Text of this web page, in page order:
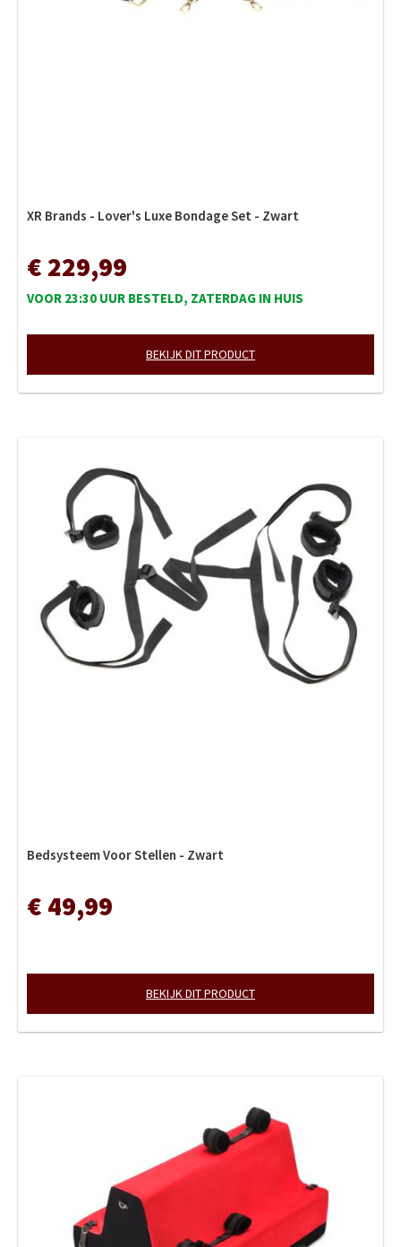
XR Brands - Lover's Luxe Bondage Set - Zwart
€ 229,99
VOOR 23:30 UUR BESTELD, ZATERDAG IN HUIS
BEKIJK DIT PRODUCT
Bedsysteem Voor Stellen - Zwart
€ 49,99
BEKIJK DIT PRODUCT